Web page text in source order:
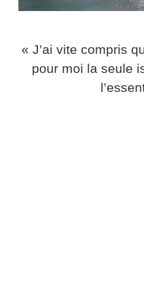
« J’ai vite compris
pour moi la seule